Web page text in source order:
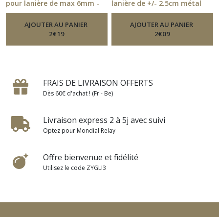
pour lanière de max 6mm -
métal bronze - 2 x 1.2 cm -
-Boucle De Ceinture
AJOUTER AU PANIER
2€19
lanière de +/- 2.5cm métal
gris foncé - 11.54-Boucle De
CeintureAJOUTER AU PANIER
2€09
FRAIS DE LIVRAISON OFFERTS
Dès 60€ d'achat ! (Fr - Be)
Livraison express 2 à 5j avec suivi
Optez pour Mondial Relay
Offre bienvenue et fidélité
Utilisez le code ZYGLI3